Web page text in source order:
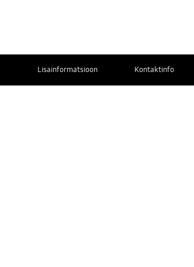
Lisainformatsioon Kontaktinfo